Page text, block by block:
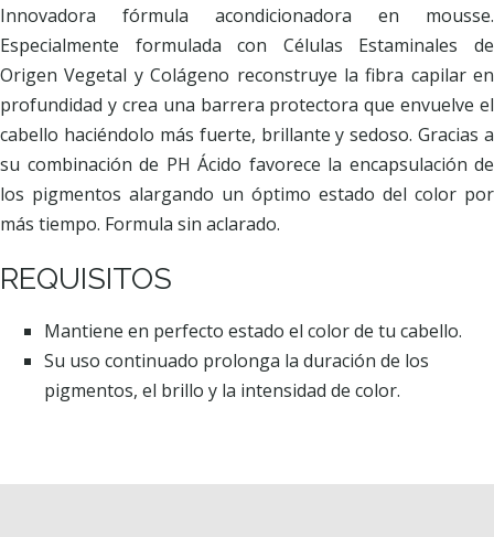
Innovadora fórmula acondicionadora en mousse.
Especialmente formulada con Células Estaminales de
Origen Vegetal y Colágeno reconstruye la fibra capilar en
profundidad y crea una barrera protectora que envuelve el
cabello haciéndolo más fuerte, brillante y sedoso. Gracias a
su combinación de PH Ácido favorece la encapsulación de
los pigmentos alargando un óptimo estado del color por
más tiempo. Formula sin aclarado.
REQUISITOS
Mantiene en perfecto estado el color de tu cabello.
Su uso continuado prolonga la duración de los
pigmentos, el brillo y la intensidad de color.